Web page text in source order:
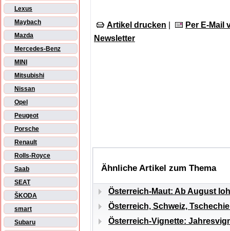
Lexus
Maybach
Mazda
Mercedes-Benz
MINI
Mitsubishi
Nissan
Opel
Peugeot
Porsche
Renault
Rolls-Royce
Saab
SEAT
ŠKODA
smart
Subaru
Artikel drucken
Per E-Mail
Newsletter
Ähnliche Artikel zum Thema
Österreich-Maut: Ab August
Österreich, Schweiz,
Österreich-Vignette: